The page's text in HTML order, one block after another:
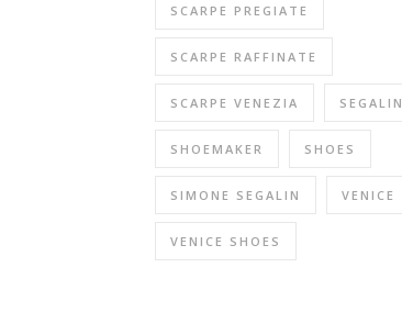
SCARPE PREGIATE
SCARPE RAFFINATE
SCARPE VENEZIA SEGALIN
SHOEMAKER SHOES
SIMONE SEGALIN VENICE
VENICE SHOES